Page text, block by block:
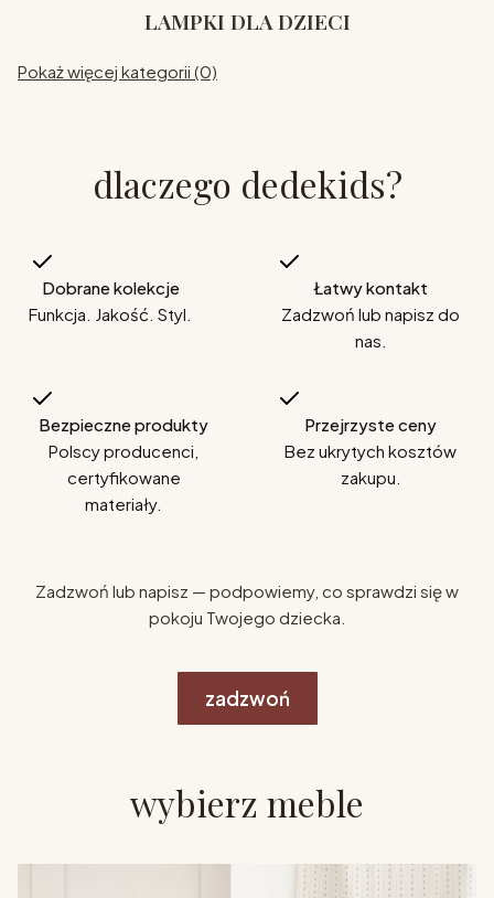
LAMPKI DLA DZIECI
Pokaż więcej kategorii (0)
dlaczego dedekids?
Dobrane kolekcje
Funkcja. Jakość. Styl.
Łatwy kontakt
Zadzwoń lub napisz do
nas.
Bezpieczne produkty
Polscy producenci,
certyfikowane
materiały.
Przejrzyste ceny
Bez ukrytych kosztów
zakupu.
Zadzwoń lub napisz — podpowiemy, co sprawdzi się w
pokoju Twojego dziecka.
zadzwoń
wybierz meble